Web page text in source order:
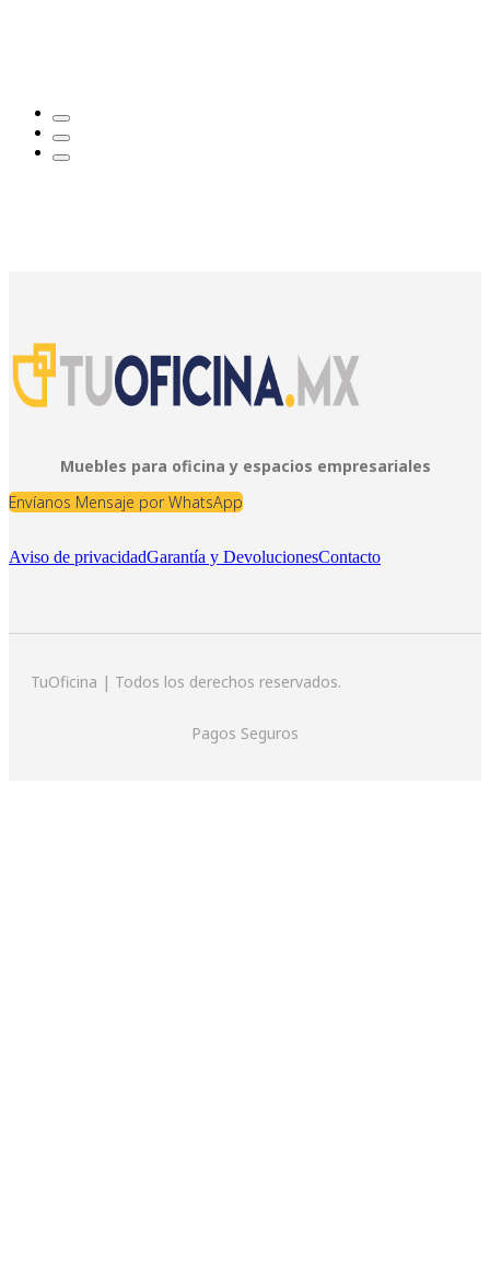
Muebles para oficina y espacios empresariales
Envíanos Mensaje por WhatsApp
Aviso de privacidadGarantía y DevolucionesContacto
TuOficina | Todos los derechos reservados.
Pagos Seguros